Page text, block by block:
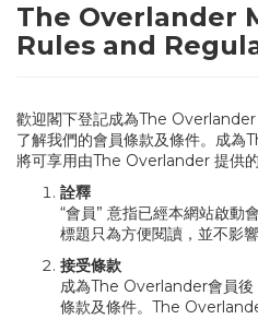
The Overlander
Rules and
歡迎閣下登記成為The
了解我們的會員條款及條件。成
將可享用由The Overlander 提供的
詮釋
“會員” 意指已經本網站啟動
標題只為方便閱讀，並不影
接受條款
成為The Overlander會員後
條款及條件。The